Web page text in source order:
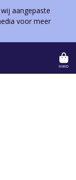
aangepaste
voor meer
MAND